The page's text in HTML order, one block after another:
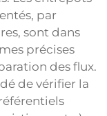
par
sont dans
précises
des flux.
de vérifier la